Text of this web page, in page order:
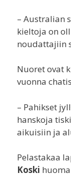
– Australian
kieltoja on
noudattajiin
Nuoret ovat
vuonna
– Pahikset
hanskoja
aikuisiin ja
Pelastakaa
Koski